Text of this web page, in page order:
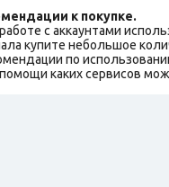
к покупке.
с аккаунтами
купите небольшое
по
каких сервисов